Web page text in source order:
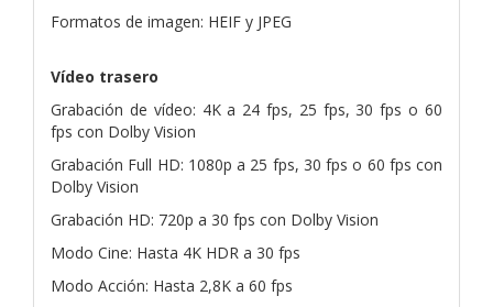
Formatos de imagen: HEIF y JPEG
Vídeo trasero
Grabación de vídeo: 4K a 24 fps, 25 fps, 30 fps o 60
fps con Dolby Vision
Grabación Full HD: 1080p a 25 fps, 30 fps o 60 fps con
Dolby Vision
Grabación HD: 720p a 30 fps con Dolby Vision
Modo Cine: Hasta 4K HDR a 30 fps
Modo Acción: Hasta 2,8K a 60 fps